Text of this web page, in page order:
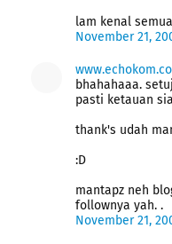
lam kenal
November 21,
bhahahaaa.
pasti ketauan
thank's udah
:D
mantapz neh
follownya yah. .
November 21,